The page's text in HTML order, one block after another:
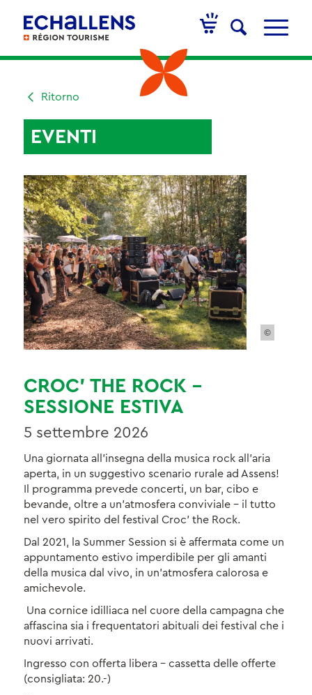
Ritorno
EVENTI
©
CROC’ THE ROCK –
SESSIONE ESTIVA
5 settembre 2026
Una giornata all’insegna della musica rock all’aria
aperta, in un suggestivo scenario rurale ad Assens!
Il programma prevede concerti, un bar, cibo e
bevande, oltre a un’atmosfera conviviale – il tutto
nel vero spirito del festival Croc’ the Rock.
Dal 2021, la Summer Session si è affermata come un
appuntamento estivo imperdibile per gli amanti
della musica dal vivo, in un’atmosfera calorosa e
amichevole.
Una cornice idilliaca nel cuore della campagna che
affascina sia i frequentatori abituali dei festival che i
nuovi arrivati.
Ingresso con offerta libera – cassetta delle offerte
(consigliata: 20.-)